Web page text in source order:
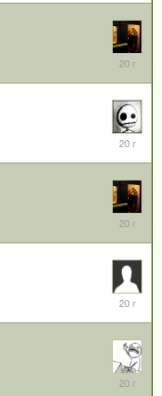
2006
2006
2006
28
2006
27
2006
26